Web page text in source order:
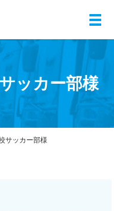
メ
ッカー部様
サッカー部様